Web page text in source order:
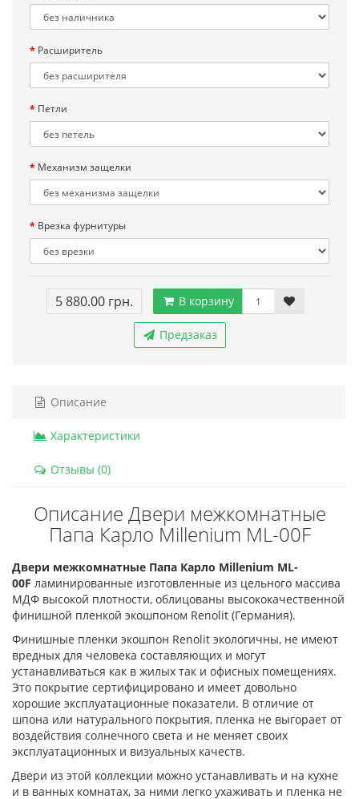
Расширитель
Петли
Механизм защелки
Врезка фурнитуры
5 880.00 грн. В корзину
Предзаказ
Описание
Характеристики
Отзывы (0)
Описание Двери межкомнатные
Папа Карло Millenium ML-00F
Двери межкомнатные Папа Карло Millenium ML-
00F ламинированные изготовленные из цельного массива
МДФ высокой плотности, облицованы высококачественной
финишной пленкой экошпоном Renolit (Германия).
Финишные пленки экошпон Renolit экологичны, не имеют
вредных для человека составляющих и могут
устанавливаться как в жилых так и офисных помещениях.
Это покрытие сертифицировано и имеет довольно
хорошие эксплуатационные показатели. В отличие от
шпона или натурального покрытия, пленка не выгорает от
воздействия солнечного света и не меняет своих
эксплуатационных и визуальных качеств.
Двери из этой коллекции можно устанавливать и на кухне
и в ванных комнатах, за ними легко ухаживать и пленка не